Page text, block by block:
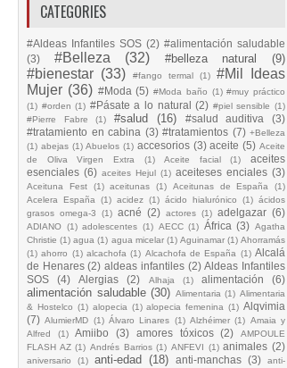
CATEGORIES
#Aldeas Infantiles SOS (2) #alimentación saludable
(3)
#Belleza (32) #belleza natural (9)
#bienestar (33) #fango termal (1)
#Mil Ideas
Mujer (36) #Moda (5) #Moda baño (1) #muy práctico
(1) #orden (1) #Pásate a lo natural (2) #piel sensible (1)
#Pierre Fabre
(1) #salud (16) #salud auditiva
(3)
#tratamiento en cabina (3) #tratamientos (7) +Belleza
(1) abejas (1) Abuelos (1) accesorios (3) aceite (5) Aceite
de Oliva Virgen Extra
(1) Aceite facial (1)
aceites
esenciales (6) aceites Hejul (1) aceiteses enciales (3)
Aceituna Fest (1) aceitunas (1) Aceitunas de España
(1)
Acelera España (1) acidez (1) ácido hialurónico (1) ácidos
grasos omega-3
(1) acné (2) actores (1) adelgazar (6)
ADIANO (1) adolescentes (1) AECC (1) África (3) Agatha
Christie (1) agua (1) agua micelar (1) Aguinamar (1) Ahorramás
(1) ahorro (1) alcachofa (1) Alcachofa de España (1) Alcalá
de Henares (2) aldeas infantiles (2) Aldeas Infantiles
SOS
(4) Alergias (2) Alhaja (1) alimentación (6)
alimentación saludable (30) Alimentaria (1) Alimentaria
& Hostelco (1) alopecia (1) alopecia femenina (1) Alqvimia
(7) AlumierMD (1) Álvaro Linares (1) Alzhéimer (1) Amaia y
Alfred
(1) Amiibo (3) amores tóxicos (2)
AMPOULE
FLASH AZ (1) Andrés Barrios (1) ANFEVI (1) animales (2)
aniversario (1) anti-edad (18) anti-manchas (3)
anti-